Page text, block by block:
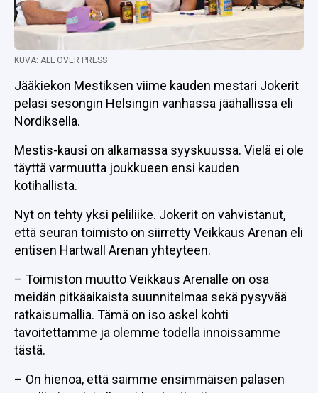
KUVA: ALL OVER PRESS
Jääkiekon Mestiksen viime kauden mestari Jokerit
pelasi sesongin Helsingin vanhassa jäähallissa eli
Nordiksella.
Mestis-kausi on alkamassa syyskuussa. Vielä ei ole
täyttä varmuutta joukkueen ensi kauden
kotihallista.
Nyt on tehty yksi peliliike. Jokerit on vahvistanut,
että seuran toimisto on siirretty Veikkaus Arenan eli
entisen Hartwall Arenan yhteyteen.
– Toimiston muutto Veikkaus Arenalle on osa
meidän pitkäaikaista suunnitelmaa sekä pysyvää
ratkaisumallia. Tämä on iso askel kohti
tavoitettamme ja olemme todella innoissamme
tästä.
– On hienoa, että saimme ensimmäisen palasen